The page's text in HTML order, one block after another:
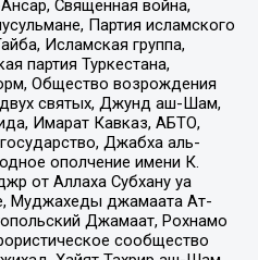
Священная война,
Партия исламского
Исламская группа,
партия Туркестана,
Общество возрождения
святых, Джунд аш-Шам,
Имарат Кавказ, АБТО,
Джабха аль-
ополчение имени К.
от Аллаха Субхану уа
Муджахеды джамаата Ат-
Джамаат, Рохнамо
сообщество